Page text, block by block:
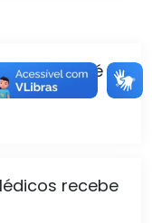
de São José
recebe